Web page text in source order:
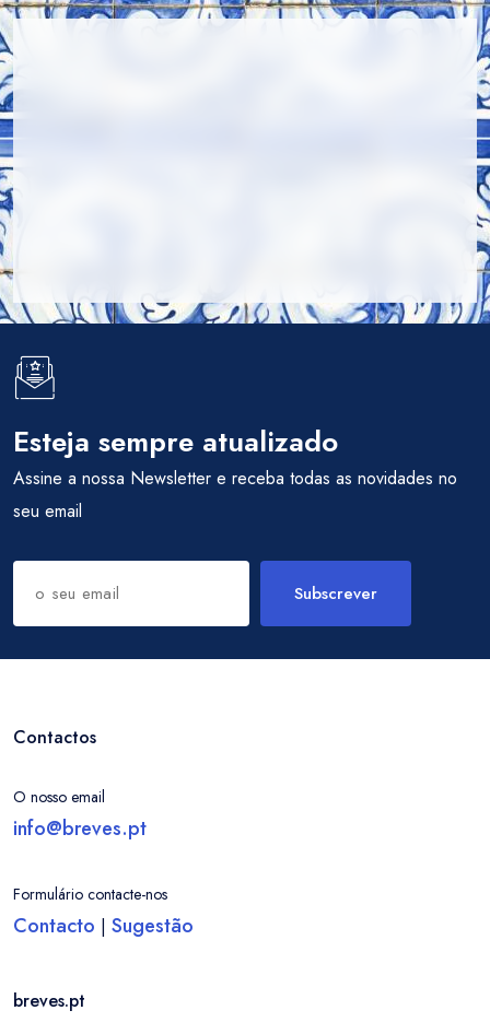
Esteja sempre atualizado
Assine a nossa Newsletter e receba todas as novidades no
seu email
Subscrever
Contactos
O nosso email
info@breves.pt
Formulário contacte-nos
Contacto | Sugestão
breves.pt